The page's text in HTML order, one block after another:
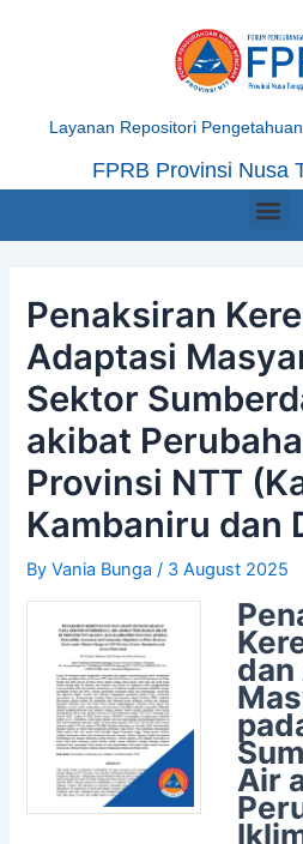
Layanan Repositori
FPRB Provinsi Nusa
Penaksiran
Adaptasi
Sektor
akibat
Provinsi NTT
Kambaniru dan
ByVania Bunga/ 3 August 2025
dan
Air